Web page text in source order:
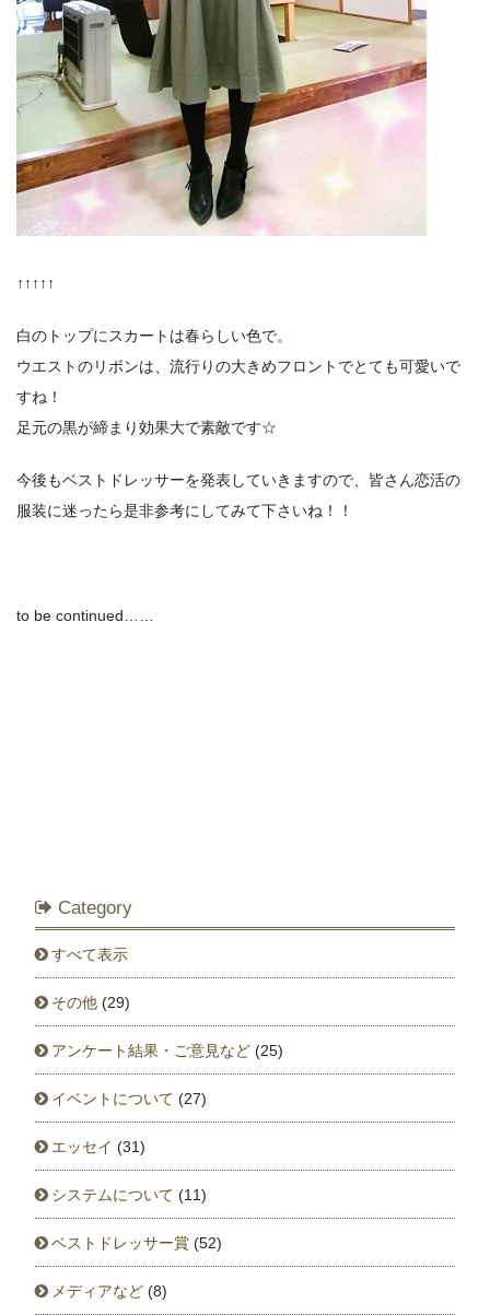
↑↑↑↑↑
白のトップにスカートは春らしい色で。
ウエストのリボンは、流行りの大きめフロントでとても可愛いで
すね！
足元の黒が締まり効果大で素敵です☆
今後もベストドレッサーを発表していきますので、皆さん恋活の
服装に迷ったら是非参考にしてみて下さいね！！
to be continued……
Category
すべて表示
その他 (29)
アンケート結果・ご意見など (25)
イベントについて (27)
エッセイ (31)
システムについて (11)
ベストドレッサー賞 (52)
メディアなど (8)